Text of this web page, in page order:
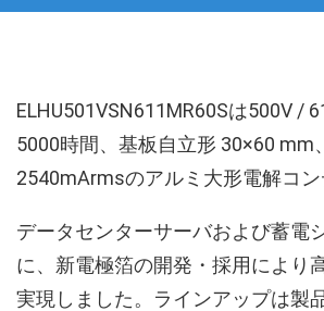
ELHU501VSN611MR60Sは500V /
5000時間、基板自立形 30×60 mm
2540mArmsのアルミ大形電解コン
データセンターサーバおよび蓄電
に、新電極箔の開発・採用により
実現しました。ラインアップは製